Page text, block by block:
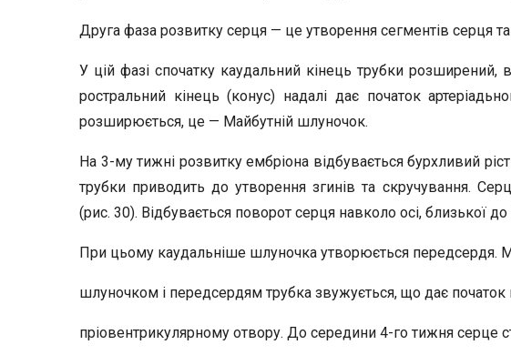
Друга фаза розвитку серця — це утворення сегментів серця
У цій фазі спочатку каудальний кінець трубки
ростральний кінець (конус) надалі дає початок
розширюється, це — Майбутній шлуночок.
На 3-му тижні розвитку ембріона відбувається бурхливий
трубки приводить до утворення згинів та скручування.
(рис. 30). Відбувається поворот серця навколо осі, близької
При цьому каудальніше шлуночка утворюється передсердя.
шлуночком і передсердям трубка звужується, що дає
пріовентрикулярному отвору. До середини 4-го тижня серце